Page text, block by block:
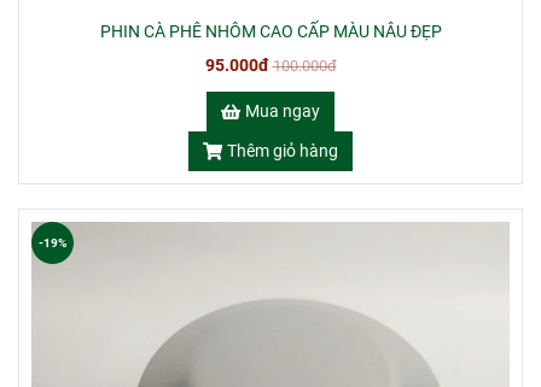
PHIN CÀ PHÊ NHÔM CAO CẤP MÀU NÂU ĐẸP
95.000đ 100.000đ
Mua ngay
Thêm giỏ hàng
-19%